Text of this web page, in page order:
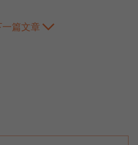
篇文章